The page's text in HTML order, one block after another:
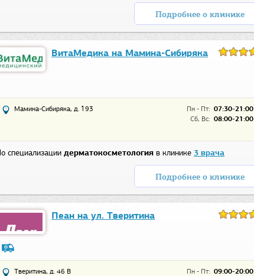
Подробнее о клинике
ВитаМедика на Мамина-Сибиряка
Пн - Пт: 07:30-21:00
Сб, Вс: 08:00-21:00
Мамина-Сибиряка, д. 193
специализации дерматокосметология в клинике 3 врача
Подробнее о клинике
Пеан на ул. Тверитина
Пн - Пт: 09:00-20:00
Тверитина, д. 46 В